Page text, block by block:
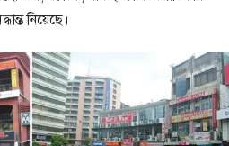
নিয়েছে।